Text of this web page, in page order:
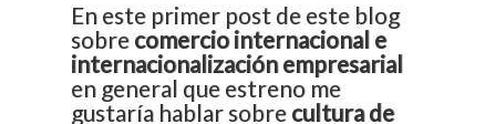
En este primer post de este blog
sobre comercio internacional e
internacionalización empresarial
en general que estreno me
gustaría hablar sobre cultura de